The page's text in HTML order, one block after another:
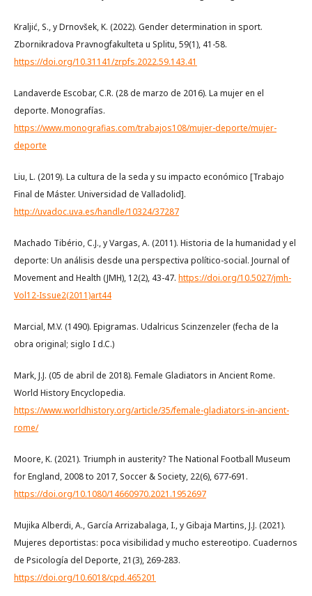
Kraljić, S., y Drnovšek, K. (2022). Gender determination in sport.
Zbornikradova Pravnogfakulteta u Splitu, 59(1), 41-58.
https://doi.org/10.31141/zrpfs.2022.59.143.41
Landaverde Escobar, C.R. (28 de marzo de 2016). La mujer en el
deporte. Monografías.
https://www.monografias.com/trabajos108/mujer-deporte/mujer-
deporte
Liu, L. (2019). La cultura de la seda y su impacto económico [Trabajo
Final de Máster. Universidad de Valladolid].
http://uvadoc.uva.es/handle/10324/37287
Machado Tibério, C.J., y Vargas, A. (2011). Historia de la humanidad y el
deporte: Un análisis desde una perspectiva político-social. Journal of
Movement and Health (JMH), 12(2), 43-47. https://doi.org/10.5027/jmh-
Vol12-Issue2(2011)art44
Marcial, M.V. (1490). Epigramas. Udalricus Scinzenzeler (fecha de la
obra original; siglo I d.C.)
Mark, J.J. (05 de abril de 2018). Female Gladiators in Ancient Rome.
World History Encyclopedia.
https://www.worldhistory.org/article/35/female-gladiators-in-ancient-
rome/
Moore, K. (2021). Triumph in austerity? The National Football Museum
for England, 2008 to 2017, Soccer & Society, 22(6), 677-691.
https://doi.org/10.1080/14660970.2021.1952697
Mujika Alberdi, A., García Arrizabalaga, I., y Gibaja Martins, J.J. (2021).
Mujeres deportistas: poca visibilidad y mucho estereotipo. Cuadernos
de Psicología del Deporte, 21(3), 269-283.
https://doi.org/10.6018/cpd.465201